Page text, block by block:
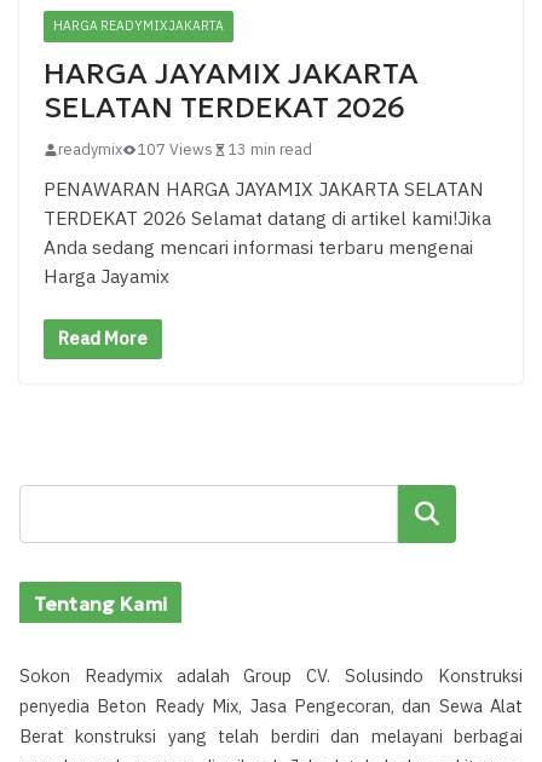
HARGA READYMIX JAKARTA
HARGA JAYAMIX JAKARTA
SELATAN TERDEKAT 2026
readymix 107 Views 13 min read
PENAWARAN HARGA JAYAMIX JAKARTA SELATAN
TERDEKAT 2026 Selamat datang di artikel kami!Jika
Anda sedang mencari informasi terbaru mengenai
Harga Jayamix
Read More
Cari
Tentang Kami
Sokon Readymix adalah Group CV. Solusindo Konstruksi
penyedia Beton Ready Mix, Jasa Pengecoran, dan Sewa Alat
Berat konstruksi yang telah berdiri dan melayani berbagai